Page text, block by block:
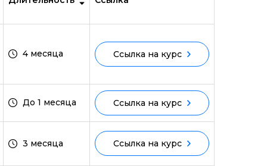
4 месяца Ссылка на курс
До 1 месяца Ссылка на курс
3 месяца Ссылка на курс